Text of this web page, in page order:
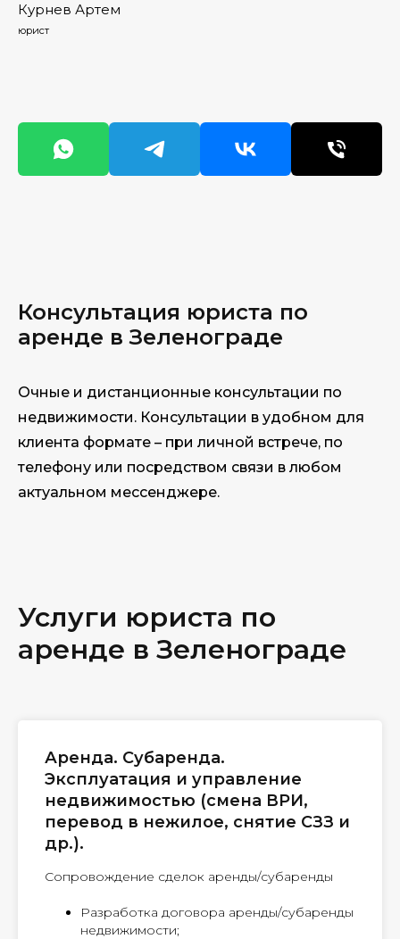
Курнев Артем
юрист
Консультация юриста по
аренде в Зеленограде
Очные и дистанционные консультации по
недвижимости. Консультации в удобном для
клиента формате – при личной встрече, по
телефону или посредством связи в любом
актуальном мессенджере.
Услуги юриста по
аренде в Зеленограде
Аренда. Субаренда.
Эксплуатация и управление
недвижимостью (смена ВРИ,
перевод в нежилое, снятие СЗЗ и
др.).
Сопровождение сделок аренды/субаренды
Разработка договора аренды/субаренды
недвижимости;